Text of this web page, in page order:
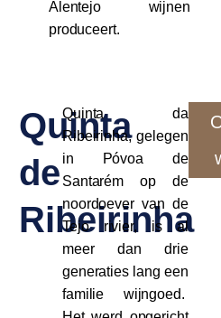
Alentejo wijnen
produceert.
Quinta
de
Ribeirinha
Quinta da
Ribeirinha, gelegen
in Póvoa de
Santarém op de
noordoever van de
Tejo rivier, is al
meer dan drie
generaties lang een
familie wijngoed.